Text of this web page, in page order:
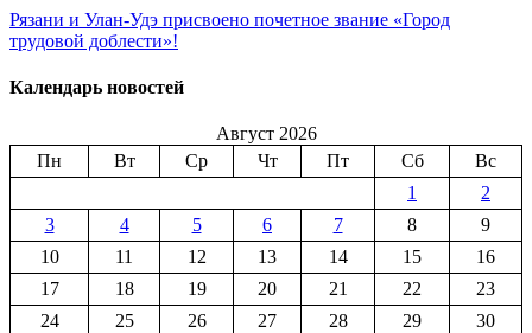
Рязани и Улан-Удэ присвоено почетное звание «Город
трудовой доблести»!
Календарь новостей
Август 2026
Пн
Вт Ср Чт Пт Сб
Вс
1
2
3
4 5 6 7 8
9
10
11 12 13 14 15
16
17
18 19 20 21 22
23
24
25 26 27 28 29
30